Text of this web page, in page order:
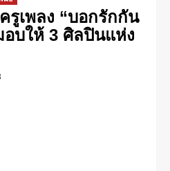
รูเพลง “บอกรักกัน
อบให้ 3 ศิลปินแห่ง